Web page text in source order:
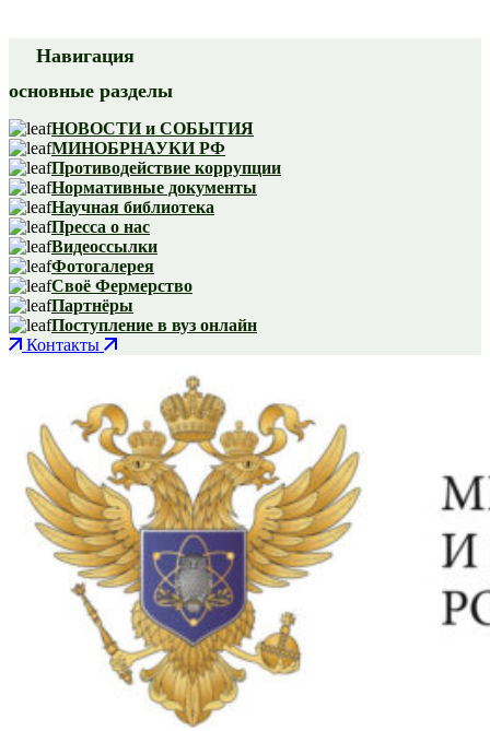
Навигация
основные разделы
НОВОСТИ и СОБЫТИЯ
МИНОБРНАУКИ РФ
Противодействие коррупции
Нормативные документы
Научная библиотека
Пресса о нас
Видеоссылки
Фотогалерея
Своё Фермерство
Партнёры
Поступление в вуз онлайн
Контакты